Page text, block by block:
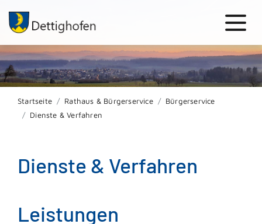
Startseite Rathaus & Bürgerservice
Bürgerservice
Dienste & Verfahren
Dienste & Verfahren
Leistungen